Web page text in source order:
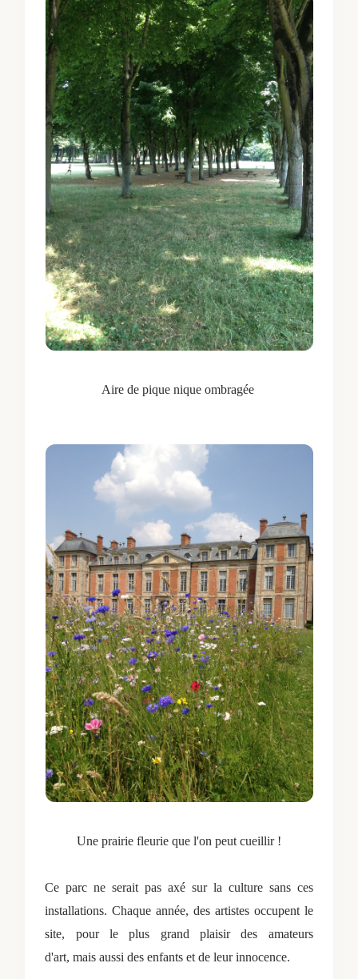
Aire de pique nique ombragée
Une prairie fleurie que l'on peut cueillir !
Ce parc ne serait pas axé sur la culture sans ces
installations.Chaque année, des artistes occupent le
site, pour le plus grand plaisir des amateurs
d'art,mais aussi des enfants et de leur innocence.